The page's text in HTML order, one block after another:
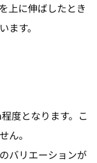
上に伸ばしたとき
ます。
度となります。こ
ん。
バリエーションが